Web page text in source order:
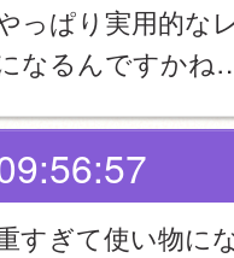
っぱり実用的な
なるんですかね
すぎて使い物に